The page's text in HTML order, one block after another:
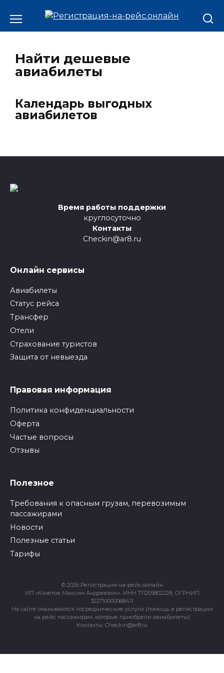
Найти дешевые
авиабилеты
Календарь выгодных
авиабилетов
Время работы поддержки
круглосуточно
Контакты
Checkin@ar8.ru
Онлайн сервисы
Авиабилеты
Статус рейса
Трансфер
Отели
Страхование туристов
Защита от невыезда
Правовая информация
Политика конфиденциальности
Оферта
Частые вопросы
Отзывы
Полезное
Требования к опасным грузам, перевозимым
пассажирами
Новости
Полезные статьи
Тарифы
© 2026 Регистрация-на-рейс.онлайн
ИП «Кочетов Максим Андреевич». ИНН 711205802228, ОГРНИП
322710000068411
На сайте оказываются посреднические услуги (помощь в регистрации
на рейс пассажирам, которые приобрели авиабилеты)
Контакты: Checkin@ar8.ru